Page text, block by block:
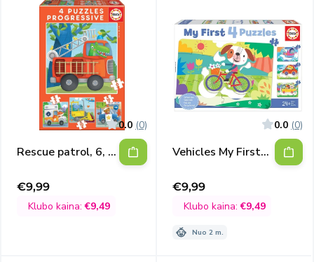
0.0 (0)
Rescue patrol, 6, 9,
Išpardavimo
kaina
€9,99
Klubo kaina:€9,49
0.0 (0)
Vehicles My First
Išpardavimo
kaina
€9,99
Klubo kaina:€9,49
Nuo 2 m.